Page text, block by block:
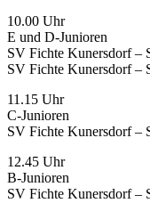
10.00 Uhr
E und D-Junioren
SV Fichte Kunersdorf –
SV Fichte Kunersdorf –
11.15 Uhr
C-Junioren
SV Fichte Kunersdorf –
12.45 Uhr
B-Junioren
SV Fichte Kunersdorf –